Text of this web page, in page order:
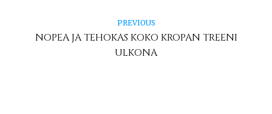
PREVIOUS
NOPEA JA TEHOKAS KOKO KROPAN TREENI
ULKONA